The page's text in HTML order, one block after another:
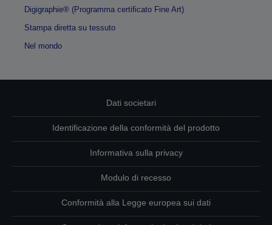
Digigraphie® (Programma certificato Fine Art)
Stampa diretta su tessuto
Nel mondo
Dati societari
Identificazione della conformità del prodotto
Informativa sulla privacy
Modulo di recesso
Conformità alla Legge europea sui dati